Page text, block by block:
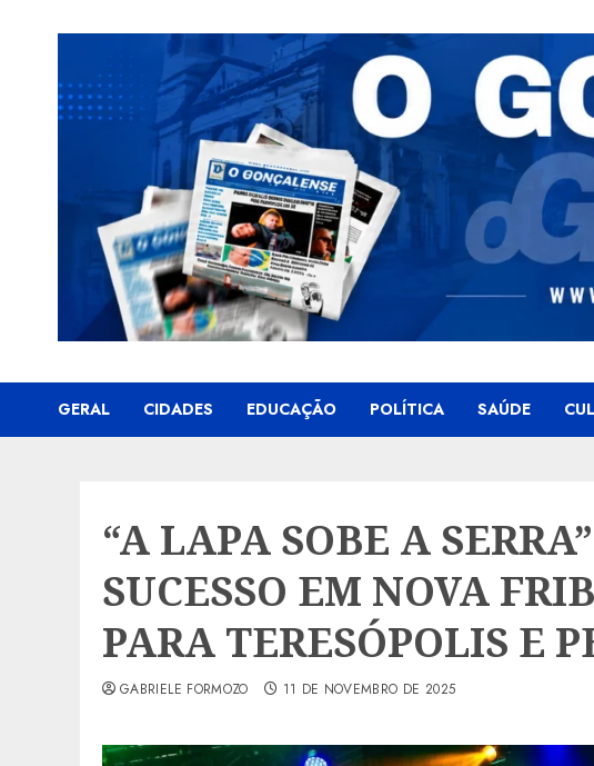
GERAL CIDADES EDUCAÇÃO POLÍTICA SAÚDE
“A LAPA SOBE A
SUCESSO EM NOVA
PARA TERESÓPOLIS E
GABRIELE FORMOZO 11 DE NOVEMBRO DE 2025